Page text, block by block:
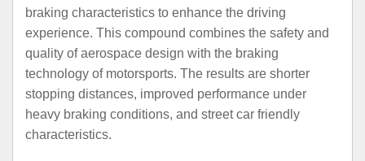
braking characteristics to enhance the driving
experience. This compound combines the safety and
quality of aerospace design with the braking
technology of motorsports. The results are shorter
stopping distances, improved performance under
heavy braking conditions, and street car friendly
characteristics.